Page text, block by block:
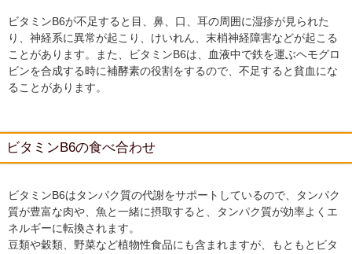
ビタミンB6が不足すると目、鼻、口、耳の周囲に湿疹が見られた
り、神経系に異常が起こり、けいれん、末梢神経障害などが起こる
ことがあります。また、ビタミンB6は、血液中で鉄を運ぶヘモグロ
ビンを合成する時に補酵素の役割をするので、不足すると貧血にな
ることがあります。
ビタミンB6の食べ合わせ
ビタミンB6はタンパク質の代謝をサポートしているので、タンパク
質が豊富な肉や、魚と一緒に摂取すると、タンパク質が効率よくエ
ネルギーに転換されます。
豆類や穀類、野菜など植物性食品にも含まれますが、もともとビタ